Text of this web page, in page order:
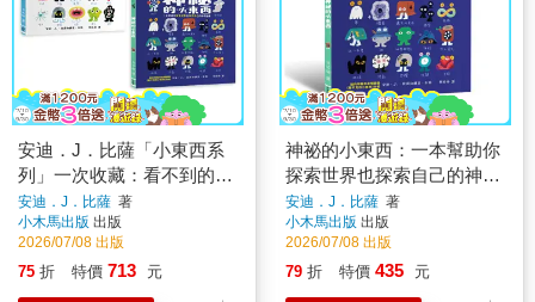
安迪．J．比薩「小東西系
列」一次收藏：看不到的小
東西＋神祕的小東西【從情
緒理解到探索世界的SEL繪
本】
安迪．J．比薩 著
小木馬出版 出版
2026/07/08 出版
75 折 特價 713 元
神祕的小東西：一本幫助你
探索世界也探索自己的神奇
繪本
安迪．J．比薩 著
小木馬出版 出版
2026/07/08 出版
79 折 特價 435 元